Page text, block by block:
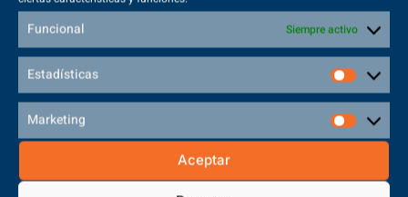
Funcional Siempre activo
Estadísticas
Marketing
Aceptar
Optatividad
(80 Horas)
Proyecto intermodular para de acondicionamiento físico